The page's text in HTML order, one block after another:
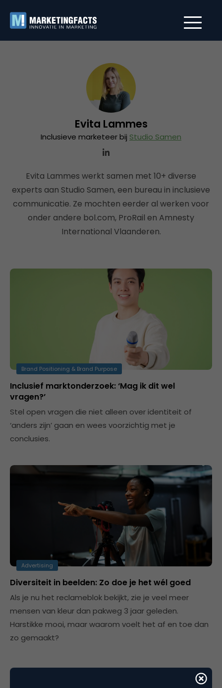
Evita Lammes
Inclusieve marketeer bij Studio Samen
Evita Lammes werkt samen met 10+ diverse
experts aan Studio Samen, een bureau in inclusieve
communicatie. Ze mochten eerder al werken voor
onder andere bol.com, ProRail en Amnesty
International Vlaanderen.
Brand Positioning & Brand Purpose
Inclusief marktonderzoek: ‘Mag ik dit wel
vragen?’
Stel open vragen die niet alleen over identiteit of
‘anders zijn’ gaan en wees voorzichtig met je
conclusies.
Advertising
Diversiteit in beelden: Zo doe je het wél goed
Als je nu het reclameblok bekijkt, zie je veel meer
mensen van kleur dan pakweg 3 jaar geleden.
Harstikke mooi, maar waarom voelt het af en toe dan
zo gemaakt?